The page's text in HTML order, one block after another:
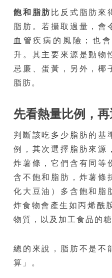
飽和脂肪 比反式脂肪來
脂肪。若攝取過量，會
血管疾病的風險；也
升。其主要來源是動物
忌廉、蛋黃，另外，椰
脂肪。
先看熱量比例，
判斷該吃多少脂肪的基
例，其次選擇脂肪來源
炸薯條，它們含有同等
含不飽和脂肪，炸薯條
化大豆油）多含飽和脂
炸食物會產生如丙烯酰
物質，以及加工食品的
總的來說，脂肪不是不
算」。